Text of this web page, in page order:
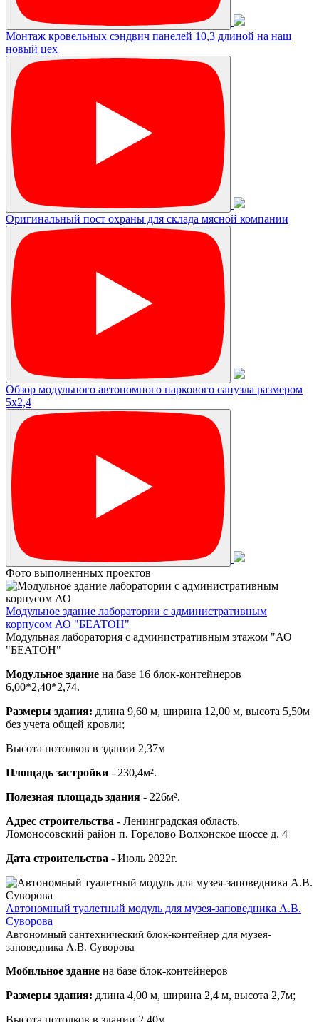
Монтаж кровельных сэндвич панелей 10,3 длиной на наш
новый цех
Оригинальный пост охраны для склада мясной компании
Обзор модульного автономного паркового санузла размером
5х2,4
Фото выполненных проектов
Модульное здание лаборатории с административным
корпусом АО "БЕАТОН"
Модульная лаборатория с административным этажом "АО
"БЕАТОН"
Модульное здание на базе 16 блок-контейнеров
6,00*2,40*2,74.
Размеры здания: длина 9,60 м, ширина 12,00 м, высота 5,50м
без учета общей кровли;
Высота потолков в здании 2,37м
Площадь застройки - 230,4м².
Полезная площадь здания - 226м².
Адрес строительства - Ленинградская область,
Ломоносовский район п. Горелово Волхонское шоссе д. 4
Дата строительства - Июль 2022г.
Автономный туалетный модуль для музея-заповедника А.В.
Суворова
Автономный сантехнический блок-контейнер для музея-
заповедника А.В. Суворова
Мобильное здание на базе блок-контейнеров
Размеры здания: длина 4,00 м, ширина 2,4 м, высота 2,7м;
Высота потолков в здании 2,40м